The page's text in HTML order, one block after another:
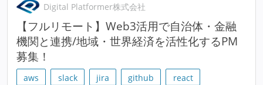
Digital Platformer株式会社
【フルリモート】Web3活用で自治体・金融
機関と連携/地域・世界経済を活性化するPM
募集！
aws slack jira github
react